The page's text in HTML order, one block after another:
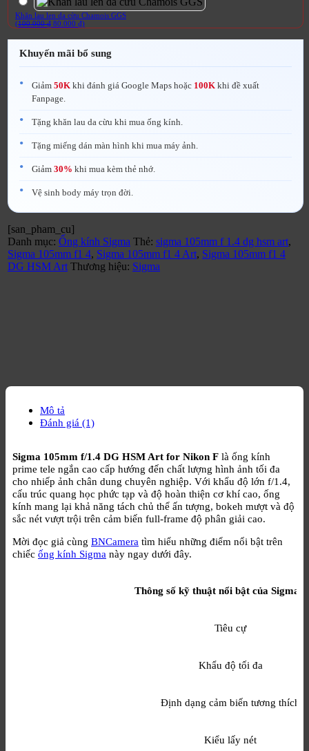
Khăn lau len da cừu Chamois GGS
(100.000₫ Giá gốc là: 100.000 ₫.
80.000 ₫Giá hiện tại là: 80.000 ₫.
)
Khuyến mãi bổ sung
Giảm 50K khi đánh giá Google Maps hoặc 100K khi đề xuất
Fanpage.
Tặng khăn lau da cừu khi mua ống kính.
Tặng miếng dán màn hình khi mua máy ảnh.
Giảm 30% khi mua kèm thẻ nhớ.
Vệ sinh body máy trọn đời.
[san_pham_cu]
Danh mục: Ống kính Sigma Thẻ: sigma 105mm f 1.4 dg hsm art,
Sigma 105mm f1 4, Sigma 105mm f1 4 Art, Sigma 105mm f1 4
DG HSM Art Thương hiệu: Sigma
Mô tả
Đánh giá (1)
Sigma 105mm f/1.4 DG HSM Art for Nikon F là ống kính
prime tele ngắn cao cấp hướng đến chất lượng hình ảnh tối đa
cho nhiếp ảnh chân dung chuyên nghiệp. Với khẩu độ lớn f/1.4,
cấu trúc quang học phức tạp và độ hoàn thiện cơ khí cao, ống
kính mang lại khả năng tách chủ thể ấn tượng, bokeh mượt và độ
sắc nét vượt trội trên cảm biến full-frame độ phân giải cao.
Mời đọc giả cùng BNCamera tìm hiểu những điểm nổi bật trên
chiếc ống kính Sigma này ngay dưới đây.
Thông số kỹ thuật nổi bật của Sigma
Tiêu cự
Khẩu độ tối đa
Định dạng cảm biến tương thích
Kiểu lấy nét